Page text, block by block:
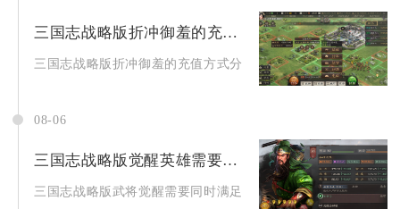
三国志战略版折冲御羞的充值方式有哪些
三国志战略版折冲御羞的充值方式分为游戏内直充、官网储值
08-06
三国志战略版觉醒英雄需要什么道具
三国志战略版武将觉醒需要同时满足前置养成条件与对应品质